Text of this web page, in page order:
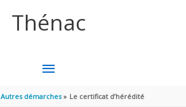
Thénac
MENU
PRINCIPAL
Autres démarches Le certificat d’hérédité